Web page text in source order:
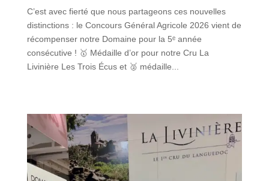
C’est avec fierté que nous partageons ces nouvelles
distinctions : le Concours Général Agricole 2026 vient de
récompenser notre Domaine pour la 5ᵉ année
consécutive ! 🥇 Médaille d’or pour notre Cru La
Livinière Les Trois Écus et 🥈 médaille...